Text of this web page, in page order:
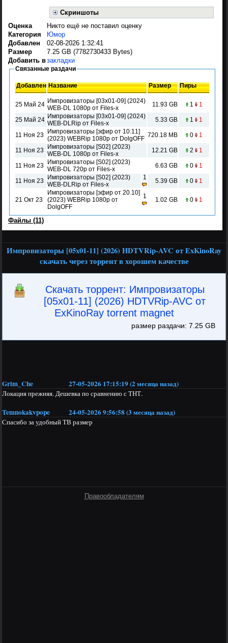
Скриншоты
Оценка
Никто ещё не поставил оценку
Категория
Юмор
Добавлен
02-08-2026 1:32:41
Размер
7.25 GB (7782730433 Bytes)
Добавить взакладки
Связанные раздачи
Добавлен Название Размер Пиры
25 Май 24 Импровизаторы [03x01-09] (2024)
WEB-DL 1080p от Files-x
11.93 GB 1 1
25 Май 24 Импровизаторы [03x01-09] (2024)
WEB-DLRip от Files-x
5.33 GB 1 1
11 Ноя 23
Импровизаторы [эфир от 10.11]
(2023) WEBRip 1080p от DolgOFF 720.18 MB 0 1
11 Ноя 23
Импровизаторы [S02] (2023)
WEB-DL 1080p от Files-x
12.21 GB 2 1
11 Ноя 23
Импровизаторы [S02] (2023)
WEB-DL 720p от Files-x
6.63 GB 0 1
11 Ноя 23
Импровизаторы [S02] (2023)
WEB-DLRip от Files-x
1 5.39 GB 0 1
21 Окт 23
Импровизаторы [эфир от 20.10]
(2023) WEBRip 1080p от
DolgOFF
1 1.02 GB 0 1
Файлы (11)
Импровизаторы [05x01-11] (2026) HDTVRip-AVC от ExKinoRay
скачать через торрент в хорошем качестве
Скачать торрент: Импровизаторы
[05x01-11] (2026) HDTVRip-AVC от
ExKinoRay torrent magnet
размер раздачи: 7.25 GB
Grim_Che 27-05-2026 17:15:19 (2 месяца назад)
Локация прежняя. Дешевка по сравнению с ТНТ.
Temnokakvpope 24-05-2026 9:56:58 (3 месяца назад)
Спасибо за удобный ТВ размер
Правообладателям